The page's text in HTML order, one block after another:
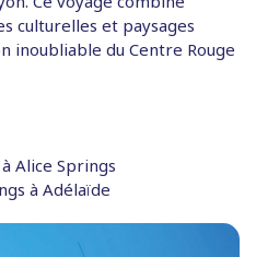
culturelles et paysages
inoubliable du Centre Rouge
Alice Springs
à Adélaïde